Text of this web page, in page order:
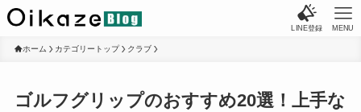
LINE登録 MENU
ホーム カテゴリートップ クラブ
ゴルフグリップのおすすめ20選！上手な